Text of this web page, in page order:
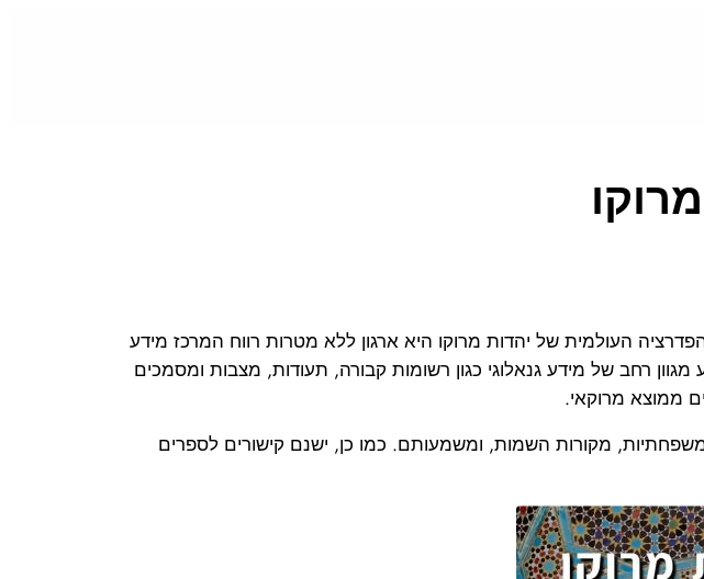
העולמית של יהדות מרוקו היא ארגון ללא מטרות רווח המרכז מידע
רחב של מידע גנאלוגי כגון רשומות קבורה, תעודות, מצבות ומסמכים
ממוצא מרוקאי.
מקורות השמות, ומשמעותם. כמו כן, ישנם קישורים לספרים